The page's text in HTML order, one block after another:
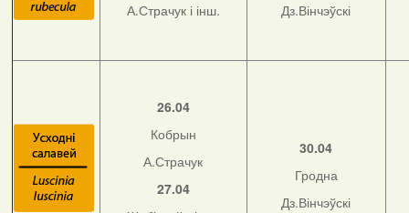
А.Страчук і інш.
Дз.Вінчэўскі
26.04
Кобрын
А.Страчук
27.04
30.04
Гродна
Дз.Вінчэўскі